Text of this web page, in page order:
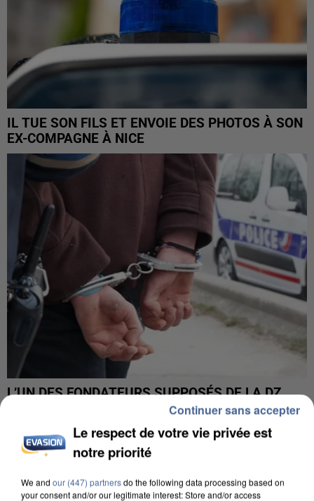
IL TUE SON FILS ET ENVOIE DES PHOTOS À SON
EX-COMPAGNE À NICE
L’UN DES FONDATEURS SUPPOSÉS DE LA DZ
MAFIA INTERPELLÉ EN ALGÉRIE
Le respect de votre vie privée est
notre priorité
We and our (447) partnersdo the following data processing based on
your consent and/or our legitimate interest: Store and/or access
Continuer sans accepter